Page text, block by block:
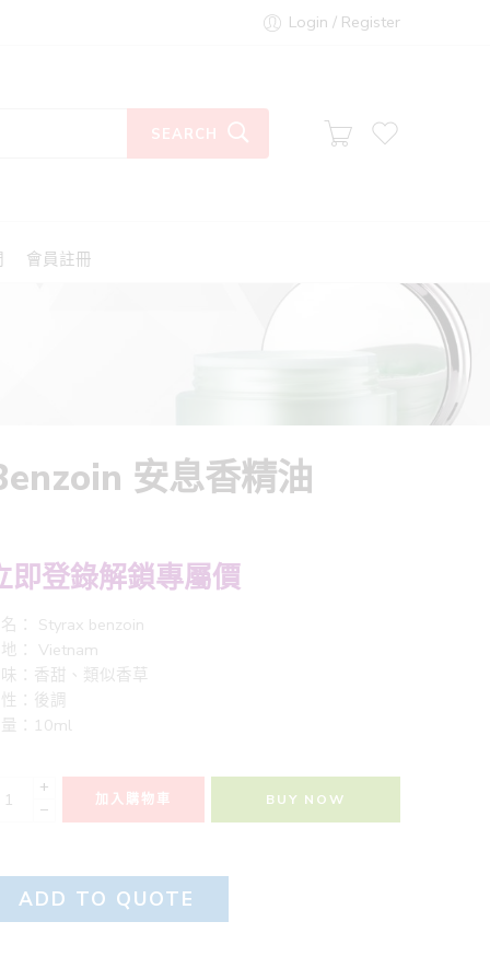
Login / Register
SEARCH
會員註冊
安息香精油
即登錄解鎖專屬價
： Styrax benzoin
： Vietnam
：香甜、類似香草
：後調
：10ml
+
−
加入購物車 BUY NOW
ADD TO QUOTE